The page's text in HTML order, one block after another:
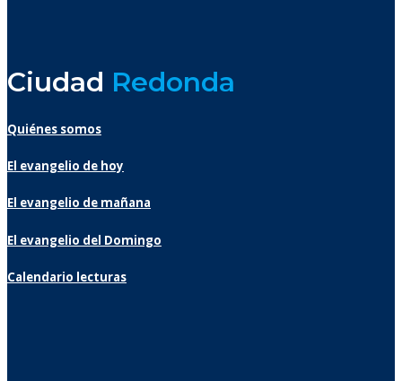
Ciudad Redonda
Quiénes somos
El evangelio de hoy
El evangelio de mañana
El evangelio del Domingo
Calendario lecturas